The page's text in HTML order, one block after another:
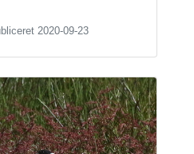
2020-09-23